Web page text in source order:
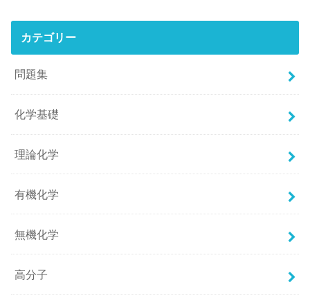
カテゴリー
問題集
化学基礎
理論化学
有機化学
無機化学
高分子